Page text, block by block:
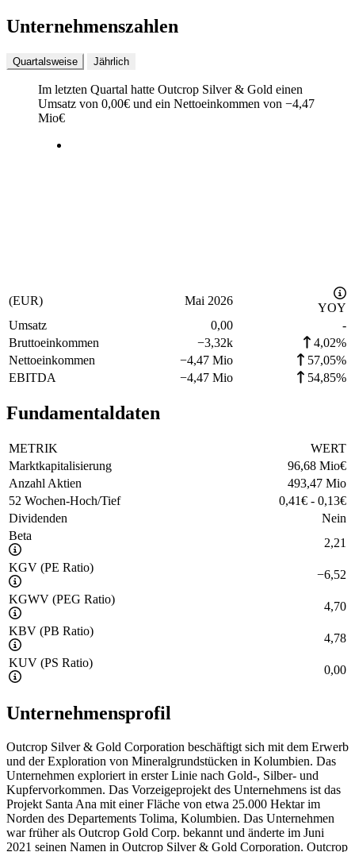
Unternehmenszahlen
Quartalsweise Jährlich
Im letzten Quartal hatte Outcrop Silver & Gold einen
Umsatz von 0,00€ und ein Nettoeinkommen von −4,47
Mio€
(EUR) Mai 2026
YOY
Umsatz
0,00
-
Bruttoeinkommen
−3,32k
4,02%
Nettoeinkommen
−4,47 Mio
57,05%
EBITDA
−4,47 Mio 54,85%
Fundamentaldaten
METRIK
WERT
Marktkapitalisierung
96,68 Mio€
Anzahl Aktien
493,47 Mio
52 Wochen-Hoch/Tief
0,41€ - 0,13€
Dividenden
Nein
Beta
2,21
KGV (PE Ratio)
−6,52
KGWV (PEG Ratio)
4,70
KBV (PB Ratio)
4,78
KUV (PS Ratio)
0,00
Unternehmensprofil
Outcrop Silver & Gold Corporation beschäftigt sich mit dem Erwerb
und der Exploration von Mineralgrundstücken in Kolumbien. Das
Unternehmen exploriert in erster Linie nach Gold-, Silber- und
Kupfervorkommen. Das Vorzeigeprojekt des Unternehmens ist das
Projekt Santa Ana mit einer Fläche von etwa 25.000 Hektar im
Norden des Departements Tolima, Kolumbien. Das Unternehmen
war früher als Outcrop Gold Corp. bekannt und änderte im Juni
2021 seinen Namen in Outcrop Silver & Gold Corporation. Outcrop